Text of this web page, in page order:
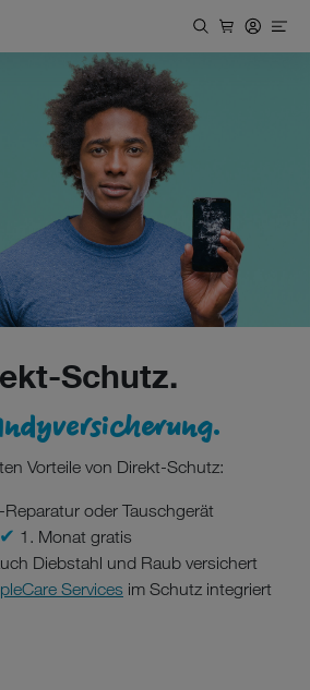
Schutz.
Vorteile von Direkt-Schutz:
Reparatur oder Tauschgerät
✔ 1. Monat gratis
Diebstahl und Raub versichert
Services im Schutz integriert